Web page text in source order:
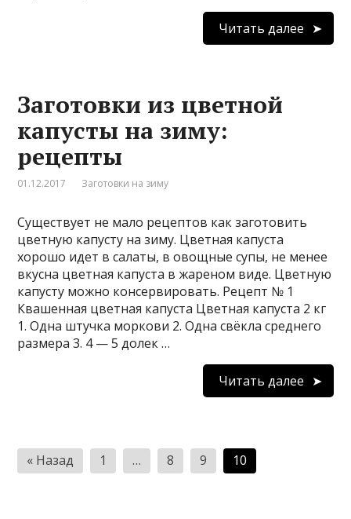
Читать далее
Заготовки из цветной
капусты на зиму:
рецепты
01.12.2017 Заготовки на зиму
Существует не мало рецептов как заготовить
цветную капусту на зиму. Цветная капуста
хорошо идет в салаты, в овощные супы, не менее
вкусна цветная капуста в жареном виде. Цветную
капусту можно консервировать. Рецепт № 1
Квашенная цветная капуста Цветная капуста 2 кг
1. Одна штучка моркови 2. Одна свёкла среднего
размера 3. 4 — 5 долек …
Читать далее
Пагинация
записей
« Назад 1 … 8 9 10